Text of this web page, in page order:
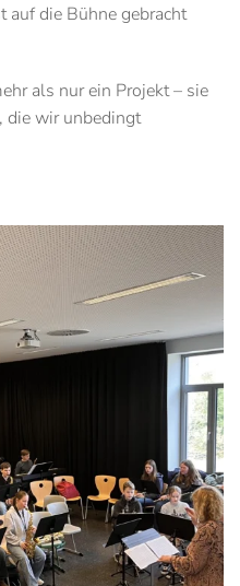
auf die Bühne gebracht
als nur ein Projekt – sie
die wir unbedingt